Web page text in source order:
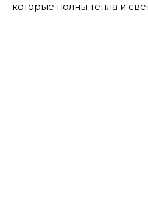
которые полны тепла и